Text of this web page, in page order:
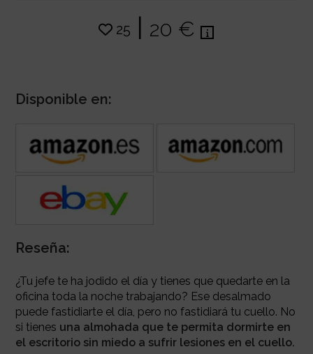
25 | 20 €
Disponible en:
Reseña:
¿Tu jefe te ha jodido el día y tienes que quedarte en la
oficina toda la noche trabajando? Ese desalmado
puede fastidiarte el día, pero no fastidiará tu cuello. No
si tienes una almohada que te permita dormirte en
el escritorio sin miedo a sufrir lesiones en el cuello.